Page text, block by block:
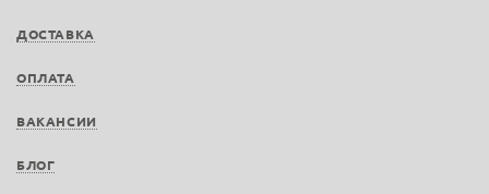
ДОСТАВКА
ОПЛАТА
ВАКАНСИИ
БЛОГ